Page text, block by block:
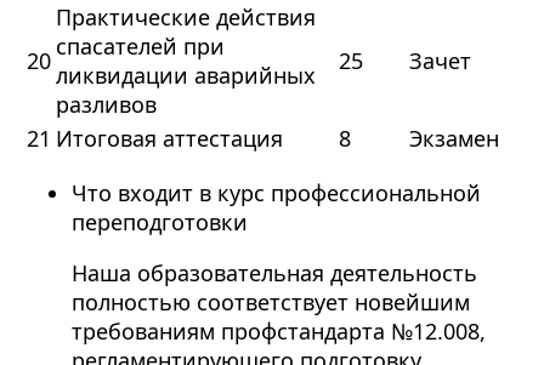
20
Практические действия
спасателей при
ликвидации аварийных
разливов
25 Зачет
21 Итоговая аттестация 8
Экзамен
Что входит в курс профессиональной
переподготовки
Наша образовательная деятельность
полностью соответствует новейшим
требованиям профстандарта №12.008,